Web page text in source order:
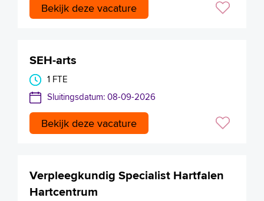
Bekijk deze vacature
SEH-arts
1 FTE
Sluitingsdatum: 08-09-2026
Bekijk deze vacature
Verpleegkundig Specialist Hartfalen
Hartcentrum